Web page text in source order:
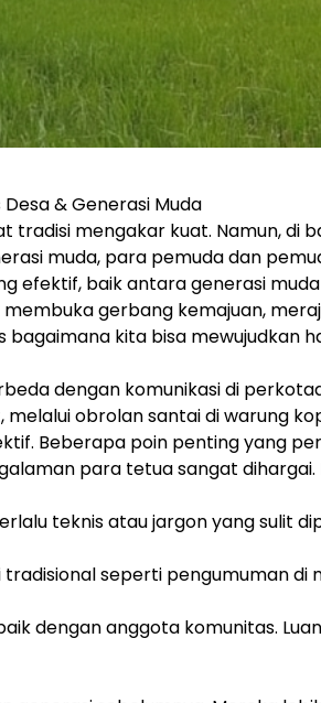
& Generasi Muda
mengakar kuat. Namun, di
muda, para pemuda dan
efektif, baik antara generasi
gerbang kemajuan,
kita bisa mewujudkan
dengan komunikasi di
obrolan santai di warung
Beberapa poin penting yang
para tetua sangat
teknis atau jargon yang sulit
seperti pengumuman
dengan anggota komunitas.